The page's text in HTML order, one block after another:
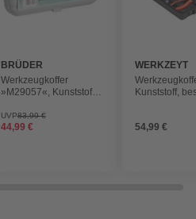
BRÜDER
MANNESMANN
Werkzeugkoffer
»M29057«, Kunststoff,
UVP83,99 €
44,99 €
WERKZEYT
Kunststoff,
54,99 €